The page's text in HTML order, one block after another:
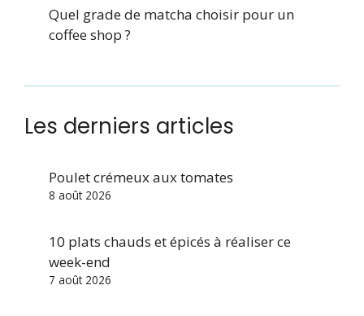
Quel grade de matcha choisir pour un
coffee shop ?
Les derniers articles
Poulet crémeux aux tomates
8 août 2026
10 plats chauds et épicés à réaliser ce
week-end
7 août 2026